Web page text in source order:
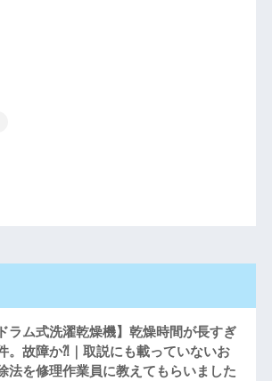
ドラム式洗濯乾燥機】乾燥時間が長すぎ
。故障か⁈｜取説にも載っていないお
法を修理作業員に教えてもらいました